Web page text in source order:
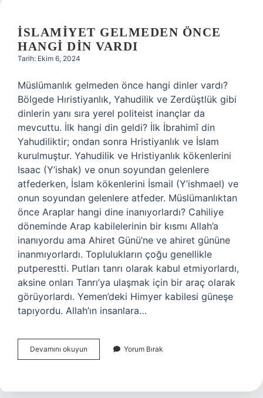
İSLAMIYET GELMEDEN ÖNCE
HANGI DIN VARDI
Tarih: Ekim 6, 2024
Müslümanlık gelmeden önce hangi dinler vardı?
Bölgede Hıristiyanlık, Yahudilik ve Zerdüştlük gibi
dinlerin yanı sıra yerel politeist inançlar da
mevcuttu. İlk hangi din geldi? İlk İbrahimî din
Yahudiliktir; ondan sonra Hristiyanlık ve İslam
kurulmuştur. Yahudilik ve Hristiyanlık kökenlerini
Isaac (Y’ishak) ve onun soyundan gelenlere
atfederken, İslam kökenlerini İsmail (Y’ishmael) ve
onun soyundan gelenlere atfeder. Müslümanlıktan
önce Araplar hangi dine inanıyorlardı? Cahiliye
döneminde Arap kabilelerinin bir kısmı Allah’a
inanıyordu ama Ahiret Günü’ne ve ahiret gününe
inanmıyorlardı. Toplulukların çoğu genellikle
putperestti. Putları tanrı olarak kabul etmiyorlardı,
aksine onları Tanrı’ya ulaşmak için bir araç olarak
görüyorlardı. Yemen’deki Himyer kabilesi güneşe
tapıyordu. Allah’ın insanlara…
Devamını okuyun İSlamiyet
Gelmeden
Din
Yorum Bırak